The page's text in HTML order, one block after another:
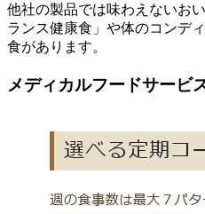
他社の製品では味わえないお
ランス健康食」や体のコンデ
食があります。
メディカルフードサービ